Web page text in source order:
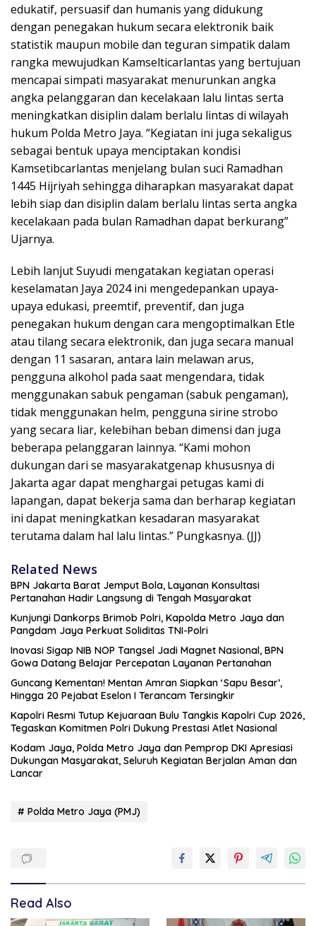
edukatif, persuasif dan humanis yang didukung
dengan penegakan hukum secara elektronik baik
statistik maupun mobile dan teguran simpatik dalam
rangka mewujudkan Kamselticarlantas yang bertujuan
mencapai simpati masyarakat menurunkan angka
angka pelanggaran dan kecelakaan lalu lintas serta
meningkatkan disiplin dalam berlalu lintas di wilayah
hukum Polda Metro Jaya. “Kegiatan ini juga sekaligus
sebagai bentuk upaya menciptakan kondisi
Kamsetibcarlantas menjelang bulan suci Ramadhan
1445 Hijriyah sehingga diharapkan masyarakat dapat
lebih siap dan disiplin dalam berlalu lintas serta angka
kecelakaan pada bulan Ramadhan dapat berkurang”
Ujarnya.
Lebih lanjut Suyudi mengatakan kegiatan operasi
keselamatan Jaya 2024 ini mengedepankan upaya-
upaya edukasi, preemtif, preventif, dan juga
penegakan hukum dengan cara mengoptimalkan Etle
atau tilang secara elektronik, dan juga secara manual
dengan 11 sasaran, antara lain melawan arus,
pengguna alkohol pada saat mengendara, tidak
menggunakan sabuk pengaman (sabuk pengaman),
tidak menggunakan helm, pengguna sirine strobo
yang secara liar, kelebihan beban dimensi dan juga
beberapa pelanggaran lainnya. “Kami mohon
dukungan dari se masyarakatgenap khususnya di
Jakarta agar dapat menghargai petugas kami di
lapangan, dapat bekerja sama dan berharap kegiatan
ini dapat meningkatkan kesadaran masyarakat
terutama dalam hal lalu lintas.” Pungkasnya. (JJ)
Related News
BPN Jakarta Barat Jemput Bola, Layanan Konsultasi
Pertanahan Hadir Langsung di Tengah Masyarakat
Kunjungi Dankorps Brimob Polri, Kapolda Metro Jaya dan
Pangdam Jaya Perkuat Soliditas TNI-Polri
Inovasi Sigap NIB NOP Tangsel Jadi Magnet Nasional, BPN
Gowa Datang Belajar Percepatan Layanan Pertanahan
Guncang Kementan! Mentan Amran Siapkan ‘Sapu Besar’,
Hingga 20 Pejabat Eselon I Terancam Tersingkir
Kapolri Resmi Tutup Kejuaraan Bulu Tangkis Kapolri Cup 2026,
Tegaskan Komitmen Polri Dukung Prestasi Atlet Nasional
Kodam Jaya, Polda Metro Jaya dan Pemprop DKI Apresiasi
Dukungan Masyarakat, Seluruh Kegiatan Berjalan Aman dan
Lancar
# Polda Metro Jaya (PMJ)
Read Also